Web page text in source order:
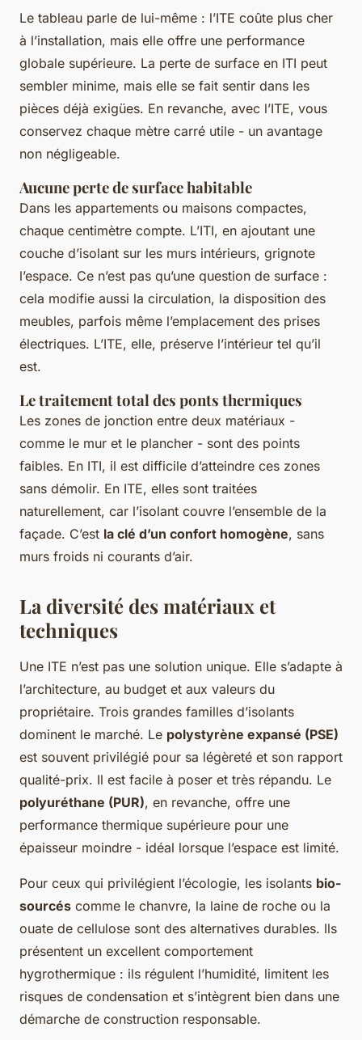
Le tableau parle de lui-même : l’ITE coûte plus cher
à l’installation, mais elle offre une performance
globale supérieure. La perte de surface en ITI peut
sembler minime, mais elle se fait sentir dans les
pièces déjà exigües. En revanche, avec l’ITE, vous
conservez chaque mètre carré utile - un avantage
non négligeable.
Aucune perte de surface habitable
Dans les appartements ou maisons compactes,
chaque centimètre compte. L’ITI, en ajoutant une
couche d’isolant sur les murs intérieurs, grignote
l’espace. Ce n’est pas qu’une question de surface :
cela modifie aussi la circulation, la disposition des
meubles, parfois même l’emplacement des prises
électriques. L’ITE, elle, préserve l’intérieur tel qu’il
est.
Le traitement total des ponts thermiques
Les zones de jonction entre deux matériaux -
comme le mur et le plancher - sont des points
faibles. En ITI, il est difficile d’atteindre ces zones
sans démolir. En ITE, elles sont traitées
naturellement, car l’isolant couvre l’ensemble de la
façade. C’est la clé d’un confort homogène, sans
murs froids ni courants d’air.
La diversité des matériaux et
techniques
Une ITE n’est pas une solution unique. Elle s’adapte à
l’architecture, au budget et aux valeurs du
propriétaire. Trois grandes familles d’isolants
dominent le marché. Le polystyrène expansé (PSE)
est souvent privilégié pour sa légèreté et son rapport
qualité-prix. Il est facile à poser et très répandu. Le
polyuréthane (PUR), en revanche, offre une
performance thermique supérieure pour une
épaisseur moindre - idéal lorsque l’espace est limité.
Pour ceux qui privilégient l’écologie, les isolants bio-
sourcés comme le chanvre, la laine de roche ou la
ouate de cellulose sont des alternatives durables. Ils
présentent un excellent comportement
hygrothermique : ils régulent l’humidité, limitent les
risques de condensation et s’intègrent bien dans une
démarche de construction responsable.